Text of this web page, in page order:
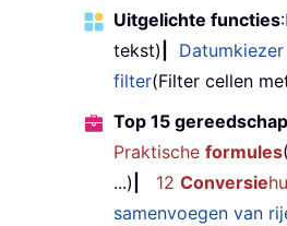
Uitgelichte functies:
tekst)
Datumkiezer
filter(Filter cellen
Top 15
Praktische formules(
...)
12 Conversie
samenvoegen van